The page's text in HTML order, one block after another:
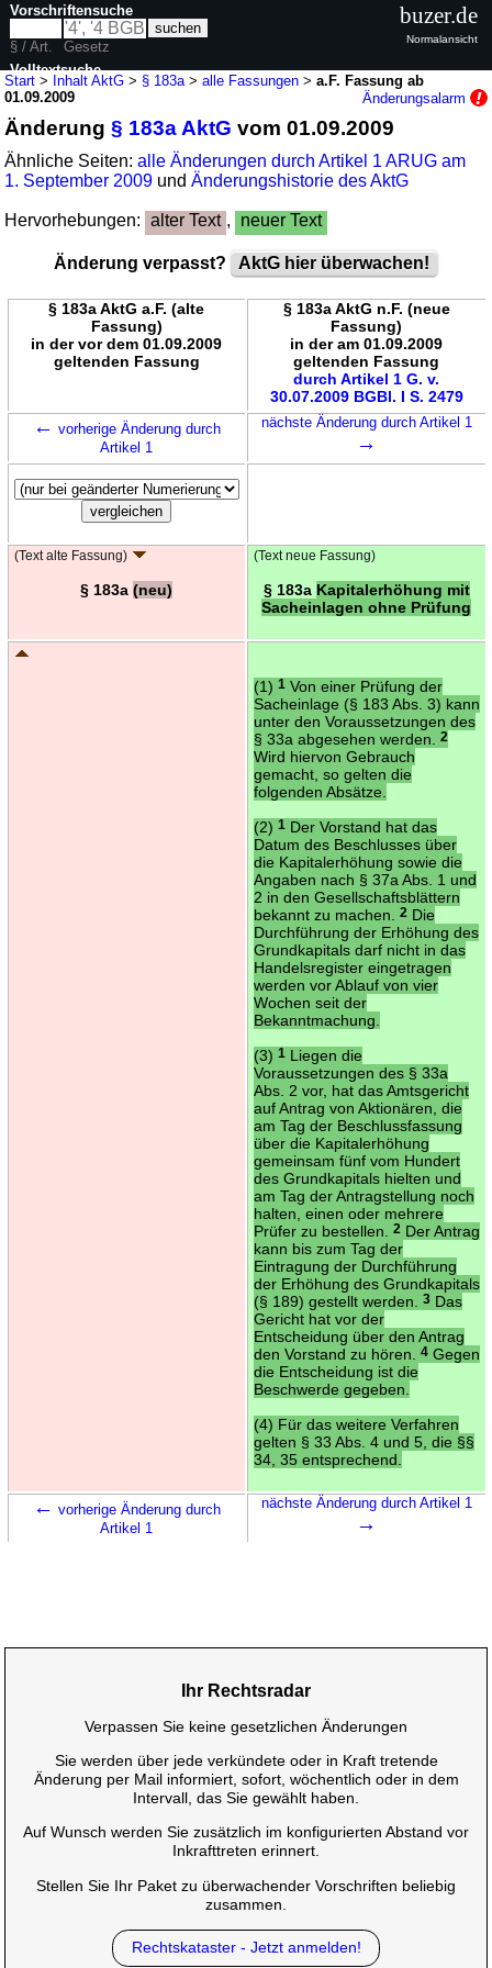
Start > Inhalt AktG > § 183a >alle Fassungen >a.F. Fassung ab
01.09.2009
Änderungsalarm
Änderung§ 183a AktG vom 01.09.2009
Ähnliche Seiten:alle Änderungen durch Artikel 1 ARUG am
1. September 2009 undÄnderungshistorie des AktG
Hervorhebungen: alter Text , neuer Text
Änderung verpasst? AktG hier überwachen!
§ 183a AktG a.F. (alte
Fassung)
in der vor dem 01.09.2009
geltenden Fassung
§ 183a AktG n.F. (neue
Fassung)
in der am 01.09.2009
geltenden Fassung
durch Artikel 1 G. v.
30.07.2009 BGBl. I S. 2479
← vorherige Änderung durch
Artikel 1
nächste Änderung durch Artikel 1
→
(Text alte Fassung)
§ 183a (neu)
(Text neue Fassung)
§ 183a Kapitalerhöhung mit
Sacheinlagen ohne Prüfung
(1) 1Von einer Prüfung der
Sacheinlage (§ 183 Abs. 3) kann
unter den Voraussetzungen des
§ 33a abgesehen werden.
2
Wird hiervon Gebrauch
gemacht, so gelten die
folgenden Absätze.
(2) 1Der Vorstand hat das
Datum des Beschlusses über
die Kapitalerhöhung sowie die
Angaben nach § 37a Abs. 1 und
2 in den Gesellschaftsblättern
bekannt zu machen.
2Die
Durchführung der Erhöhung des
Grundkapitals darf nicht in das
Handelsregister eingetragen
werden vor Ablauf von vier
Wochen seit der
Bekanntmachung.
(3) 1Liegen die
Voraussetzungen des § 33a
Abs. 2 vor, hat das Amtsgericht
auf Antrag von Aktionären, die
am Tag der Beschlussfassung
über die Kapitalerhöhung
gemeinsam fünf vom Hundert
des Grundkapitals hielten und
am Tag der Antragstellung noch
halten, einen oder mehrere
Prüfer zu bestellen.
2Der Antrag
kann bis zum Tag der
Eintragung der Durchführung
der Erhöhung des Grundkapitals
(§ 189) gestellt werden.
3Das
Gericht hat vor der
Entscheidung über den Antrag
den Vorstand zu hören.
4Gegen
die Entscheidung ist die
Beschwerde gegeben.
(4) Für das weitere Verfahren
gelten § 33 Abs. 4 und 5, die §§
34, 35 entsprechend.
← vorherige Änderung durch
Artikel 1
nächste Änderung durch Artikel 1
→
Vorschriftensuche
§ / Art.
Gesetz
Volltextsuche
buzer.de
Normalansicht
Ihr Rechtsradar
Verpassen Sie keine gesetzlichen Änderungen
Sie werden über jede verkündete oder in Kraft tretende
Änderung per Mail informiert, sofort, wöchentlich oder in dem
Intervall, das Sie gewählt haben.
Auf Wunsch werden Sie zusätzlich im konfigurierten Abstand vor
Inkrafttreten erinnert.
Stellen Sie Ihr Paket zu überwachender Vorschriften beliebig
zusammen.
Rechtskataster - Jetzt anmelden!